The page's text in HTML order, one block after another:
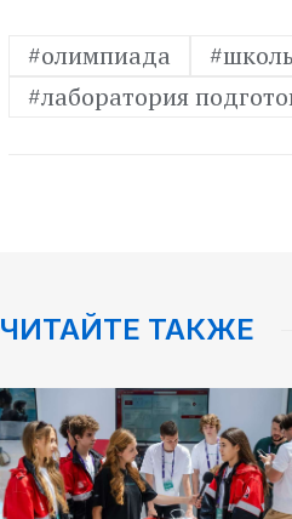
#олимпиада
#лаборатория
ЧИТАЙТЕ ТАКЖЕ